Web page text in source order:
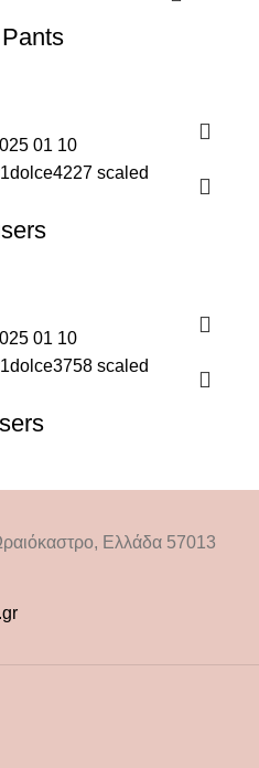
Ελλάδα 57013